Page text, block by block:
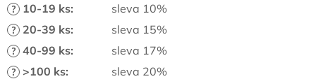
? 10-19 ks: sleva 10%
? 20-39 ks: sleva 15%
? 40-99 ks: sleva 17%
? >100 ks: sleva 20%